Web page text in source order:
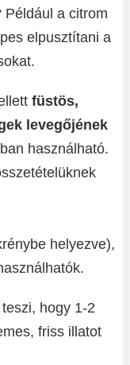
Például a citrom
elpusztítani a
füstös,
levegőjének
használható.
helyezve),
hogy 1-2
friss illatot